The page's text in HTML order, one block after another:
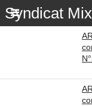
Syndicat